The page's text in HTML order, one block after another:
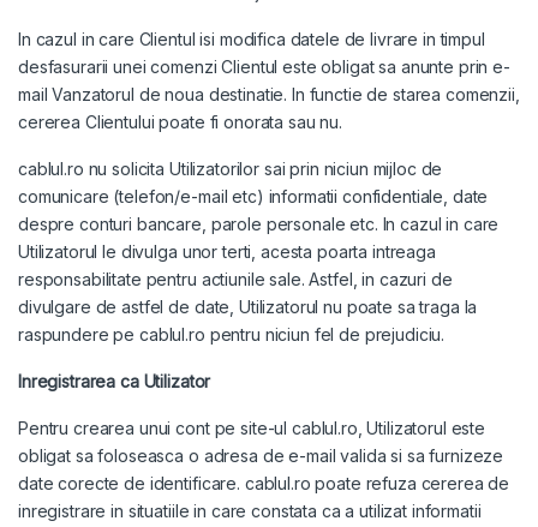
In cazul in care Clientul isi modifica datele de livrare in timpul
desfasurarii unei comenzi Clientul este obligat sa anunte prin e-
mail Vanzatorul de noua destinatie. In functie de starea comenzii,
cererea Clientului poate fi onorata sau nu.
cablul.ro nu solicita Utilizatorilor sai prin niciun mijloc de
comunicare (telefon/e-mail etc) informatii confidentiale, date
despre conturi bancare, parole personale etc. In cazul in care
Utilizatorul le divulga unor terti, acesta poarta intreaga
responsabilitate pentru actiunile sale. Astfel, in cazuri de
divulgare de astfel de date, Utilizatorul nu poate sa traga la
raspundere pe cablul.ro pentru niciun fel de prejudiciu.
Inregistrarea ca Utilizator
Pentru crearea unui cont pe site-ul cablul.ro, Utilizatorul este
obligat sa foloseasca o adresa de e-mail valida si sa furnizeze
date corecte de identificare. cablul.ro poate refuza cererea de
inregistrare in situatiile in care constata ca a utilizat informatii